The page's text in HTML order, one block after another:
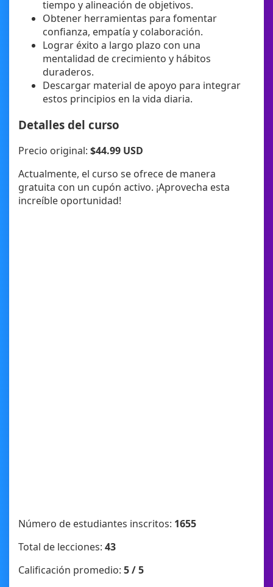
tiempo y alineación de objetivos.
Obtener herramientas para fomentar
confianza, empatía y colaboración.
Lograr éxito a largo plazo con una
mentalidad de crecimiento y hábitos
duraderos.
Descargar material de apoyo para integrar
estos principios en la vida diaria.
Detalles del curso
Precio original: $44.99 USD
Actualmente, el curso se ofrece de manera
gratuita con un cupón activo. ¡Aprovecha esta
increíble oportunidad!
Número de estudiantes inscritos: 1655
Total de lecciones: 43
Calificación promedio: 5 / 5